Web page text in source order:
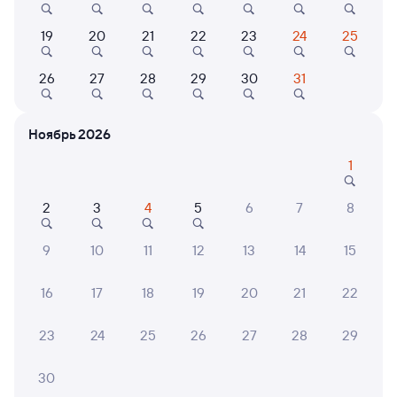
Выбор любимых мест на схемах вагонов
Подробные ответы на вопросы о поездке или
СМС-сопровождение до посадки в поезд
Оформление без регистрации на сайте
Частые вопросы
Что нужно, чтобы сесть в поезд?
Что делать, если ошибся при вводе данных
19 20 21 22 23 24 25
26 27 28 29 30 31
Ноябрь 2026
1
2 3 4 5 6 7 8
9 10 11 12 13 14 15
16 17 18 19 20 21 22
23 24 25 26 27 28 29
30